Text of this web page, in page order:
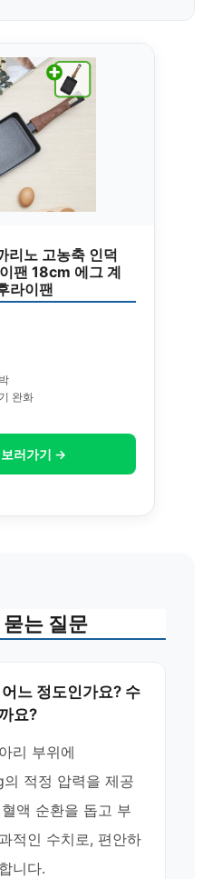
리노 고농축 인덕
팬 18cm 에그 계
라이팬
완화
러가기 →
는 질문
느 정도인가요? 수
요?
리 부위에
적정 압력을 제공
액 순환을 돕고 부
적인 수치로, 편안하
니다.